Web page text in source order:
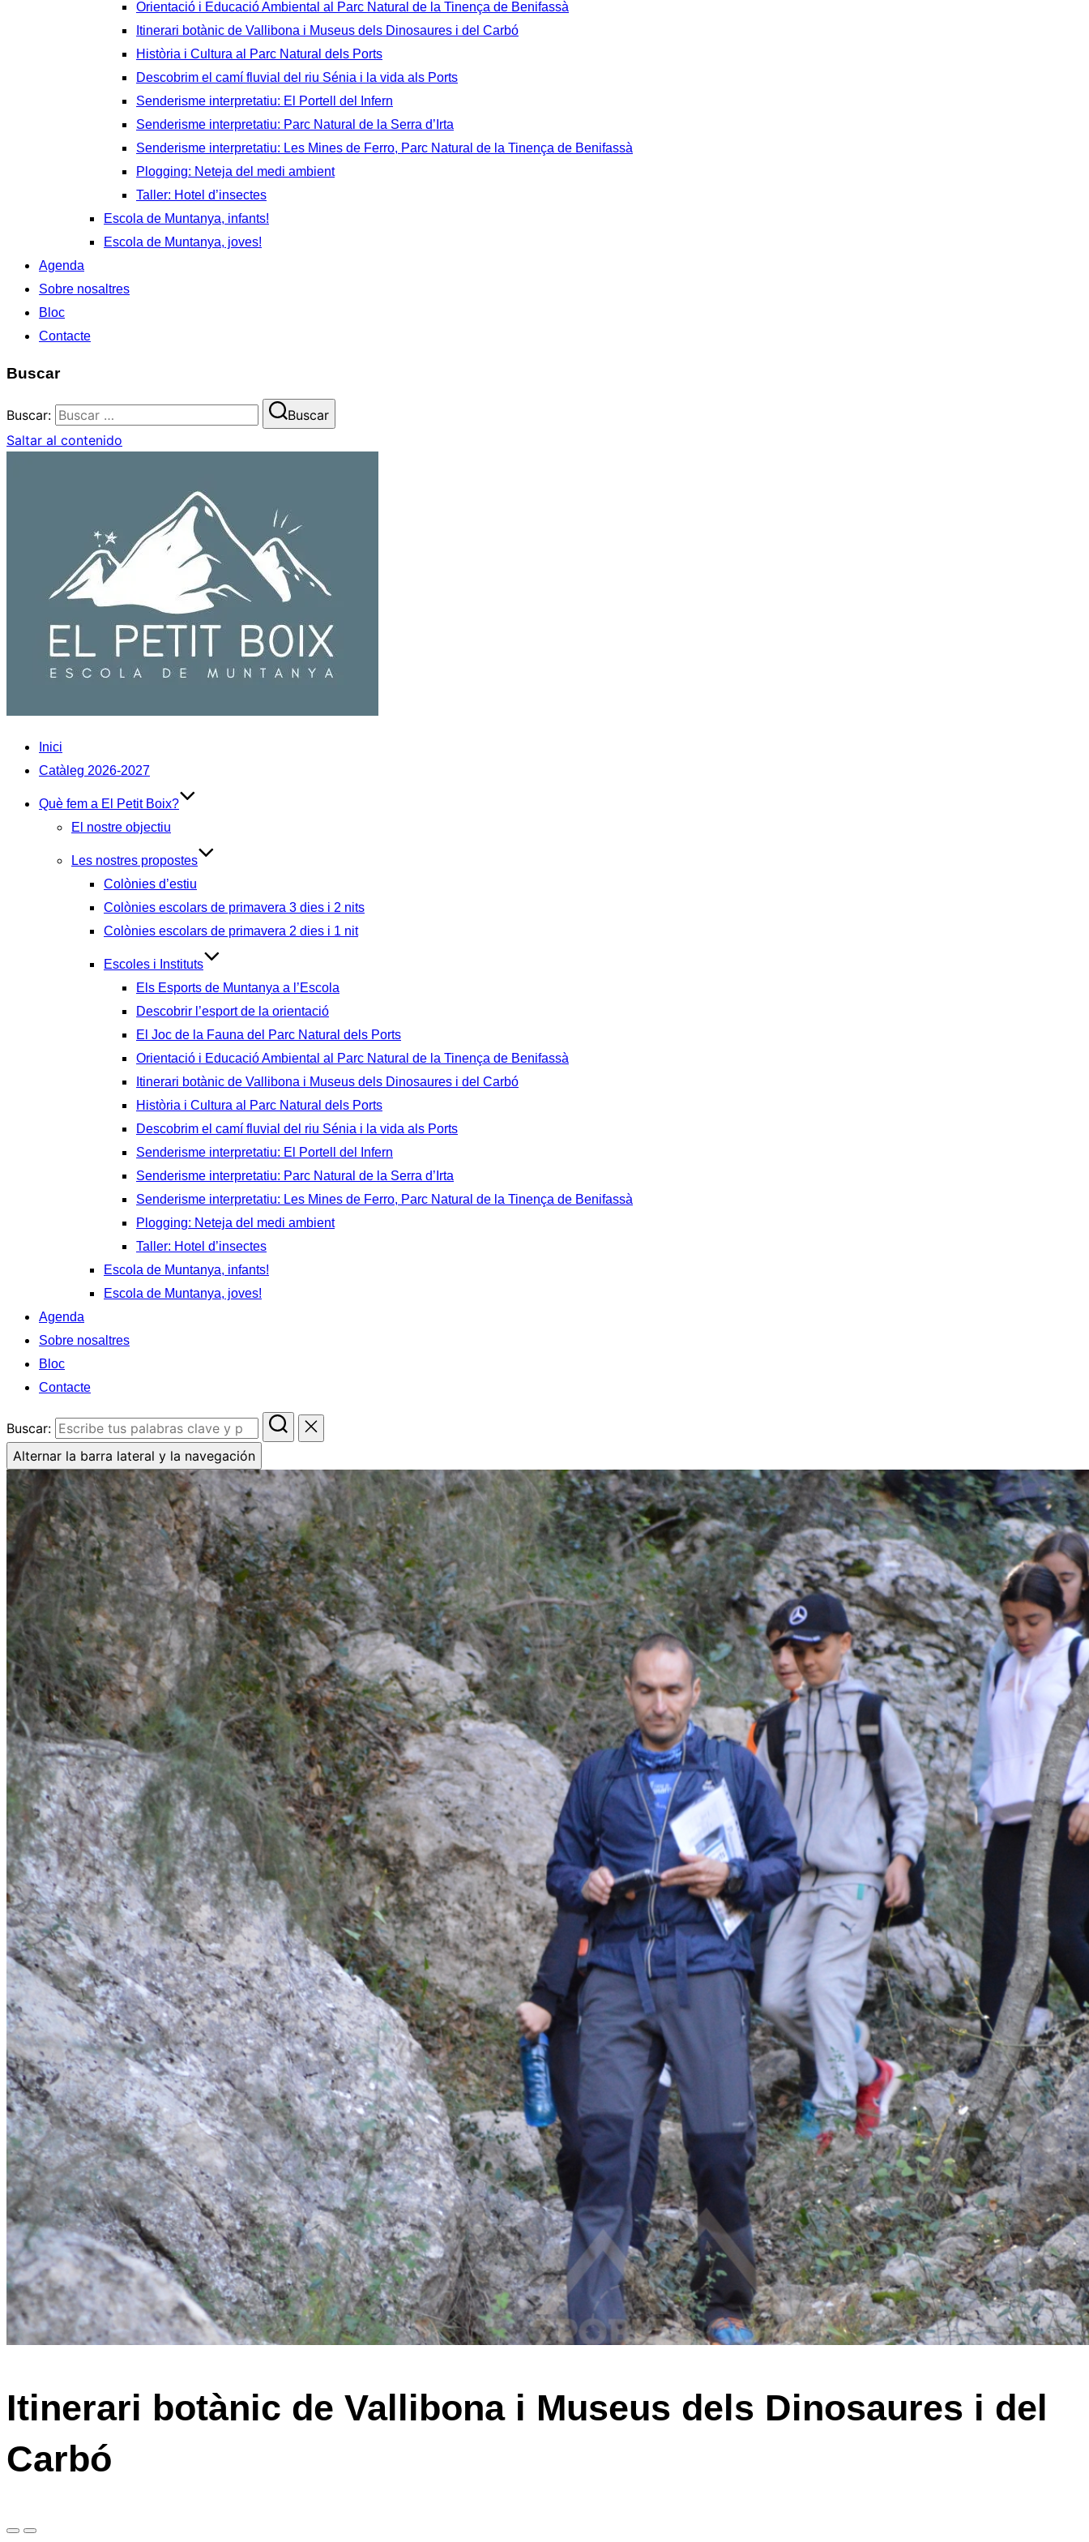
Orientació i Educació Ambiental al Parc Natural de la Tinença de Benifassà
Itinerari botànic de Vallibona i Museus dels Dinosaures i del Carbó
Història i Cultura al Parc Natural dels Ports
Descobrim el camí fluvial del riu Sénia i la vida als Ports
Senderisme interpretatiu: El Portell del Infern
Senderisme interpretatiu: Parc Natural de la Serra d’Irta
Senderisme interpretatiu: Les Mines de Ferro, Parc Natural de la Tinença de Benifassà
Plogging: Neteja del medi ambient
Taller: Hotel d’insectes
Escola de Muntanya, infants!
Escola de Muntanya, joves!
Agenda
Sobre nosaltres
Bloc
Contacte
Buscar
Buscar:
Buscar
Saltar al contenido
Inici
Catàleg 2026-2027
Què fem a El Petit Boix?
El nostre objectiu
Les nostres propostes
Colònies d’estiu
Colònies escolars de primavera 3 dies i 2 nits
Colònies escolars de primavera 2 dies i 1 nit
Escoles i Instituts
Els Esports de Muntanya a l’Escola
Descobrir l’esport de la orientació
El Joc de la Fauna del Parc Natural dels Ports
Orientació i Educació Ambiental al Parc Natural de la Tinença de Benifassà
Itinerari botànic de Vallibona i Museus dels Dinosaures i del Carbó
Història i Cultura al Parc Natural dels Ports
Descobrim el camí fluvial del riu Sénia i la vida als Ports
Senderisme interpretatiu: El Portell del Infern
Senderisme interpretatiu: Parc Natural de la Serra d’Irta
Senderisme interpretatiu: Les Mines de Ferro, Parc Natural de la Tinença de Benifassà
Plogging: Neteja del medi ambient
Taller: Hotel d’insectes
Escola de Muntanya, infants!
Escola de Muntanya, joves!
Agenda
Sobre nosaltres
Bloc
Contacte
Buscar:
Alternar la barra lateral y la navegación
Itinerari botànic de Vallibona i Museus dels Dinosaures i del
Carbó